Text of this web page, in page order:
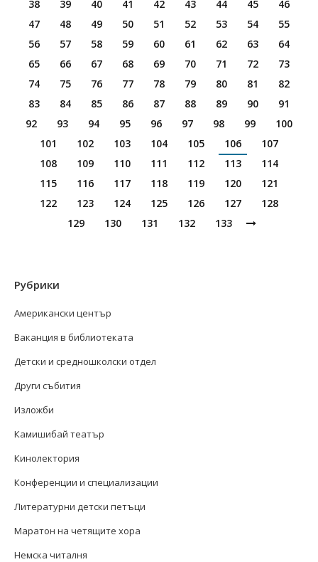
38 39 40 41 42 43 44 45
46
47
48 49 50 51 52 53 54
55
56
57 58 59 60 61 62 63
64
65
66 67 68 69 70 71 72
73
74
75 76 77 78 79 80 81
82
83
84 85 86 87 88 89 90
91
92
93 94 95 96 97 98 99
100
101
102 103 104 105 106
107
108
109 110 111 112 113
114
115
116 117 118 119 120
121
122
123 124 125 126 127
128
129
130 131 132 133
Рубрики
Американски център
Ваканция в библиотеката
Детски и средношколски отдел
Други събития
Изложби
Камишибай театър
Кинолектория
Конференции и специализации
Литературни детски петъци
Маратон на четящите хора
Немска читалня